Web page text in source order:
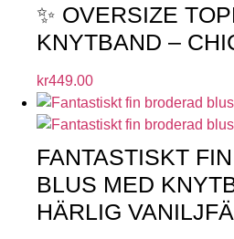
✨ OVERSIZE
KNYTBAND –
kr449.00
FANTASTISKT
BLUS MED
HÄRLIG